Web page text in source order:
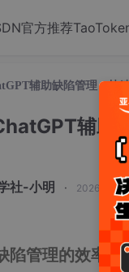
官方推荐
辅助缺陷管理：快
辅助
社-小明 · 2026-01-
陷管理的效率瓶